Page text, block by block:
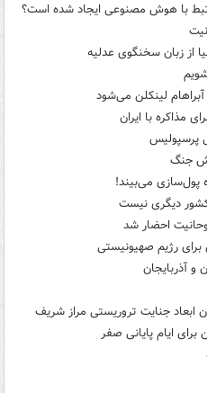
با هوش مصنوعی ایجاد شده است؟
از زبان سخنگوی عدلیه
آبراهام لینکلن می‌شود
مذاکره با ایران
پرسپولیس
جنگ
پول‌سازی می‌بیند!
کشور دیگری نیست
احضار شد
رژیم صهیونیستی
و آذربایجان
ابعاد جنایت تروریستی مراز شریف
برای ایام پایانی صفر